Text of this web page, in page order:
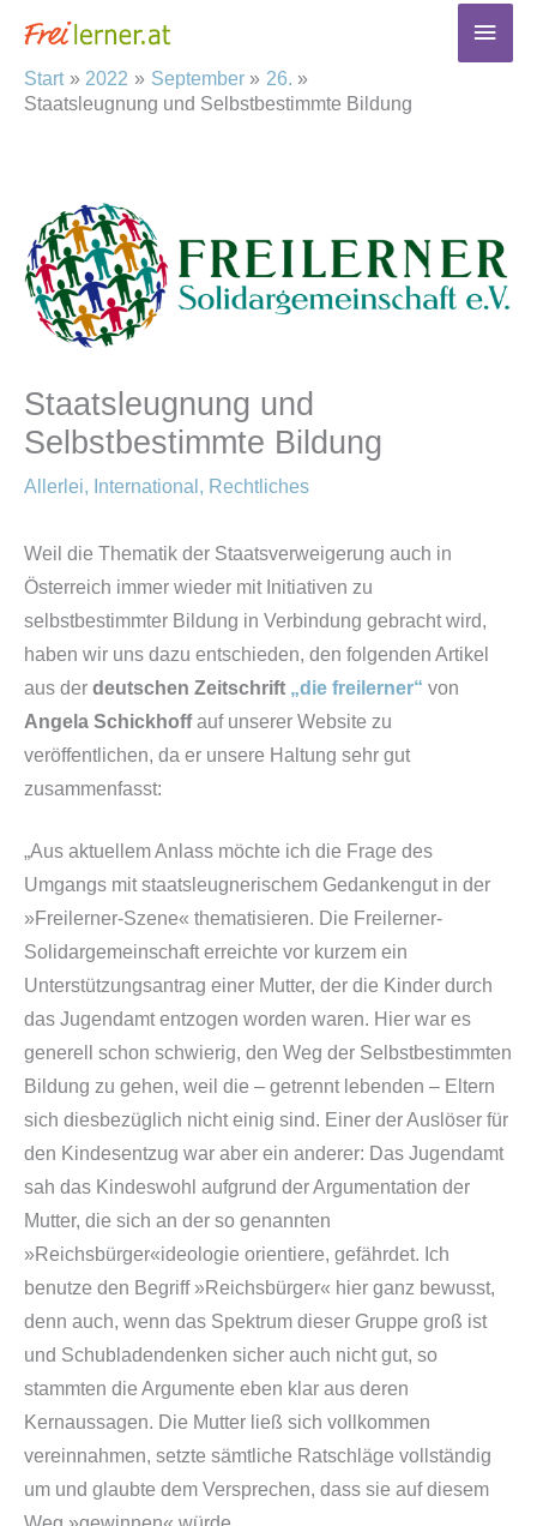
Inhalt
springen
Start 2022 September
26.
Staatsleugnung und Selbstbestimmte Bildung
Staatsleugnung und
Selbstbestimmte Bildung
Allerlei, International , Rechtliches
Weil die Thematik der Staatsverweigerung auch in
Österreich immer wieder mit Initiativen zu
selbstbestimmter Bildung in Verbindung gebracht wird,
haben wir uns dazu entschieden, den folgenden Artikel
aus der deutschen Zeitschrift „die freilerner“ von
Angela Schickhoffauf unserer Website zu
veröffentlichen, da er unsere Haltung sehr gut
zusammenfasst:
„Aus aktuellem Anlass möchte ich die Frage des
Umgangs mit staatsleugnerischem Gedankengut in der
»Freilerner-Szene« thematisieren. Die Freilerner-
Solidargemeinschaft erreichte vor kurzem ein
Unterstützungsantrag einer Mutter, der die Kinder durch
das Jugendamt entzogen worden waren. Hier war es
generell schon schwierig, den Weg der Selbstbestimmten
Bildung zu gehen, weil die – getrennt lebenden – Eltern
sich diesbezüglich nicht einig sind. Einer der Auslöser für
den Kindesentzug war aber ein anderer: Das Jugendamt
sah das Kindeswohl aufgrund der Argumentation der
Mutter, die sich an der so genannten
»Reichsbürger«ideologie orientiere, gefährdet. Ich
benutze den Begriff »Reichsbürger« hier ganz bewusst,
denn auch, wenn das Spektrum dieser Gruppe groß ist
und Schubladendenken sicher auch nicht gut, so
stammten die Argumente eben klar aus deren
Kernaussagen. Die Mutter ließ sich vollkommen
vereinnahmen, setzte sämtliche Ratschläge vollständig
um und glaubte dem Versprechen, dass sie auf diesem